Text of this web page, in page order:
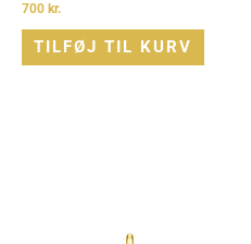
700 kr.
TILFØJ TIL KURV